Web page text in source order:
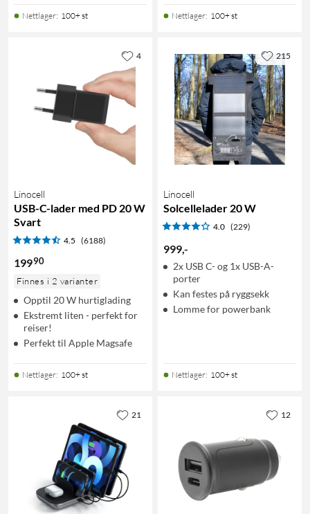
Nettlager: 100+ st Nettlager: 100+ st
Linocell
USB-C-lader med PD 20 W
Svart
4.5 (6188)
19990
Finnes i 2 varianter
Opptil 20 W hurtiglading
Ekstremt liten - perfekt for
reiser!
Perfekt til Apple Magsafe
Nettlager: 100+ st
4
Linocell
Solcellelader 20 W
4.0 (229)
999-
2x USB C- og 1x USB-A-
porter
Kan festes på ryggsekk
Lomme for powerbank
Nettlager: 100+ st
215
21 12